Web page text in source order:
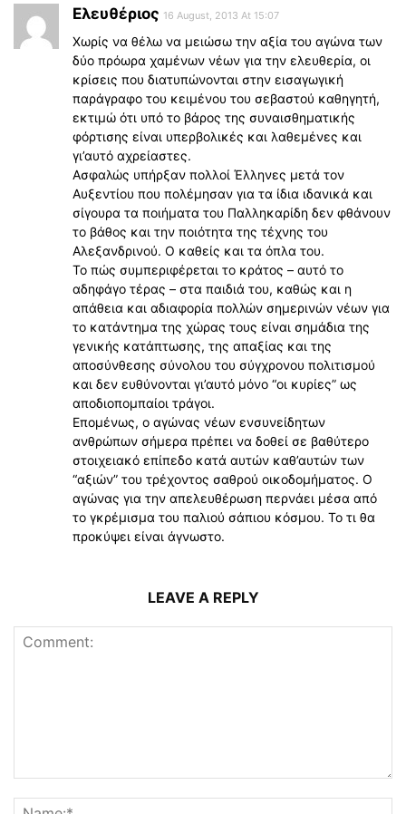
Ελευθέριος 16 August, 2013 At 15:07
Χωρίς να θέλω να μειώσω την αξία του αγώνα των
δύο πρόωρα χαμένων νέων για την ελευθερία, οι
κρίσεις που διατυπώνονται στην εισαγωγική
παράγραφο του κειμένου του σεβαστού καθηγητή,
εκτιμώ ότι υπό το βάρος της συναισθηματικής
φόρτισης είναι υπερβολικές και λαθεμένες και
γι’αυτό αχρείαστες.
Ασφαλώς υπήρξαν πολλοί Έλληνες μετά τον
Αυξεντίου που πολέμησαν για τα ίδια ιδανικά και
σίγουρα τα ποιήματα του Παλληκαρίδη δεν φθάνουν
το βάθος και την ποιότητα της τέχνης του
Αλεξανδρινού. Ο καθείς και τα όπλα του.
Το πώς συμπεριφέρεται το κράτος – αυτό το
αδηφάγο τέρας – στα παιδιά του, καθώς και η
απάθεια και αδιαφορία πολλών σημερινών νέων για
το κατάντημα της χώρας τους είναι σημάδια της
γενικής κατάπτωσης, της απαξίας και της
αποσύνθεσης σύνολου του σύγχρονου πολιτισμού
και δεν ευθύνονται γι’αυτό μόνο “οι κυρίες” ως
αποδιοπομπαίοι τράγοι.
Επομένως, ο αγώνας νέων ενσυνείδητων
ανθρώπων σήμερα πρέπει να δοθεί σε βαθύτερο
στοιχειακό επίπεδο κατά αυτών καθ’αυτών των
“αξιών” του τρέχοντος σαθρού οικοδομήματος. Ο
αγώνας για την απελευθέρωση περνάει μέσα από
το γκρέμισμα του παλιού σάπιου κόσμου. Το τι θα
προκύψει είναι άγνωστο.
LEAVE A REPLY